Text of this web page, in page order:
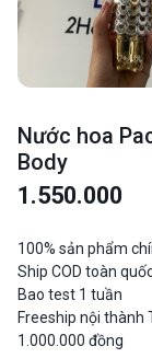
Nước hoa
Body
1.550.000
100% sản phẩm
Ship COD toàn
Bao test 1 tuần
Freeship nội thành
1.000.000 đồng